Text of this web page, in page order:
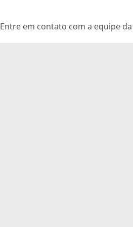
Entre em contato com a equipe